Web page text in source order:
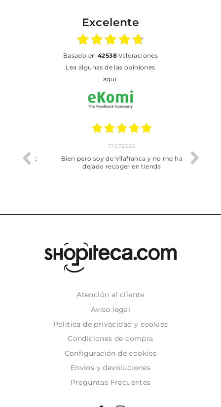
Excelente
basado en 42538Valoraciones
Lea algunas de las opiniones
aquí.
trobat
17.07.2026
Bien pero soy de Vilafranca y no me ha
dejado recoger en tienda
Atención al cliente
Aviso legal
Politica de privacidad y cookies
Condiciones de compra
Configuración de cookies
Envíos y devoluciones
Preguntas Frecuentes